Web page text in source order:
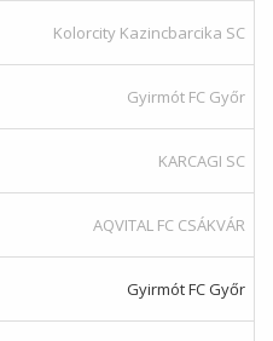
Kolorcity Kazincbarcika SC
Gyirmót FC Győr
KARCAGI SC
AQVITAL FC CSÁKVÁR
Gyirmót FC Győr